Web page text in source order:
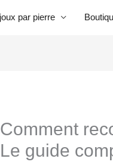
par pierre
Comment
Le guide